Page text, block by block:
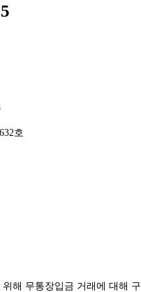
호
해 무통장입금 거래에 대해